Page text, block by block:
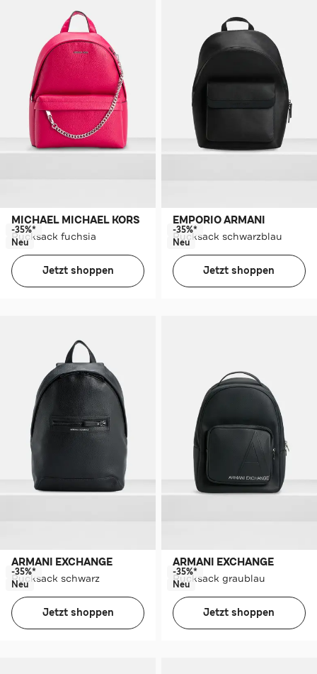
MICHAEL MICHAEL KORS
Rucksack fuchsia
-35%*
Neu
Jetzt shoppen
EMPORIO ARMANI
Rucksack schwarzblau
-35%*
Neu
Jetzt shoppen
ARMANI EXCHANGE
Rucksack schwarz
-35%*
Neu
Jetzt shoppen
ARMANI EXCHANGE
Rucksack graublau
-35%*
Neu
Jetzt shoppen